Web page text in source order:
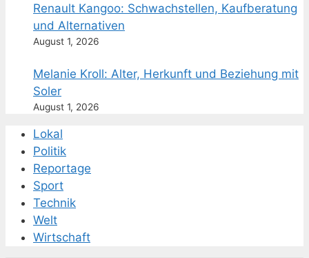
Renault Kangoo: Schwachstellen, Kaufberatung
und Alternativen
August 1, 2026
Melanie Kroll: Alter, Herkunft und Beziehung mit
Soler
August 1, 2026
Lokal
Politik
Reportage
Sport
Technik
Welt
Wirtschaft